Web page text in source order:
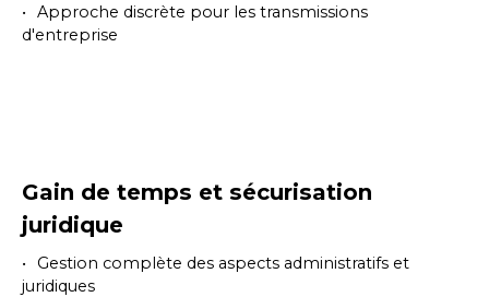
Approche discrète pour les transmissions
d'entreprise
Gain de temps et sécurisation
juridique
Gestion complète des aspects administratifs et
juridiques